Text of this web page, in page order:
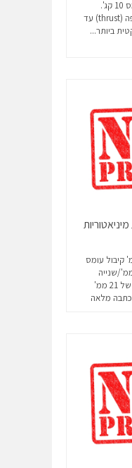
100, 150 ו-200 ממ'. קיבול עומס 10 קג'.
מהירות עד 16 ממ'/שנייה ודחיפה (thrust) עד
25, 50, 100 ו-200 ממ' קיבול עומס
קג' ומהירות של עד 58 ממ'/שנייה
פרופיל נמוך מאוד בגובה יחידה של 21 ממ'
כתבה מלאה